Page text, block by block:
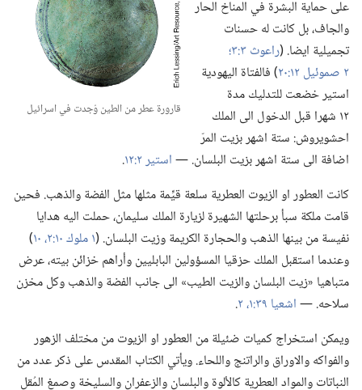
قارورة عطر من الطين وُجدت في اسرائيل
على حماية البشرة في المناخ الحار
والجاف،‏ بل كانت له حسنات
تجميلية ايضا.‏ (‏راعوث ٣:‏٣؛‏
٢ صموئيل ١٢:‏٢٠
‏)‏ فالفتاة اليهودية
استير خضعت للتدليك مدة
١٢ شهرا قبل الدخول الى الملك
احشويروش:‏ ستة اشهر بزيت المرّ
اضافة الى ستة اشهر بزيت البلسان.‏ —‏استير ٢:‏١٢
‏.‏
كانت العطور او الزيوت العطرية سلعة قيِّمة مثلها مثل الفضة والذهب.‏ فحين
قامت ملكة سبأ برحلتها الشهيرة لزيارة الملك سليمان،‏ حملت اليه هدايا
نفيسة من بينها الذهب والحجارة الكريمة وزيت البلسان.‏ (‏١ ملوك ١٠:‏٢،‏
‏)‏
وعندما استقبل الملك حزقيا المسؤولين البابليين وأراهم خزائن بيته،‏ عرض
متباهيا «زيت البلسان والزيت الطيب» الى جانب الفضة والذهب وكل مخزن
سلاحه.‏ —‏اشعيا ٣٩:‏١،‏ ٢
‏.‏
ويمكن استخراج كميات ضئيلة من العطور او الزيوت من مختلف الزهور
والفواكه والاوراق والراتنج واللحاء.‏ ويأتي الكتاب المقدس على ذكر عدد من
النباتات والمواد العطرية كالألوة والبلسان والزعفران والسليخة وصمغ المُقل